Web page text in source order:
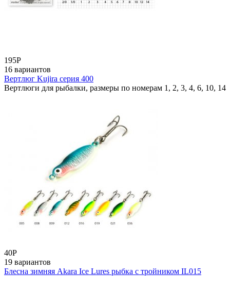
195Р
16 вариантов
Вертлюг Kujira серия 400
Вертлюги для рыбалки, размеры по номерам 1, 2, 3, 4, 6, 10, 14
40Р
19 вариантов
Блесна зимняя Akara Ice Lures рыбка с тройником IL015